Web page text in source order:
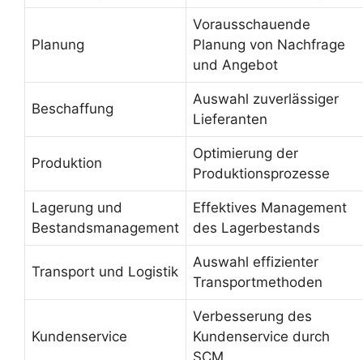
Planung
Vorausschauende
Planung von Nachfrage
und Angebot
Beschaffung
Auswahl zuverlässiger
Lieferanten
Produktion
Optimierung der
Produktionsprozesse
Lagerung und
Bestandsmanagement
Effektives Management
des Lagerbestands
Transport und Logistik
Auswahl effizienter
Transportmethoden
Kundenservice
Verbesserung des
Kundenservice durch